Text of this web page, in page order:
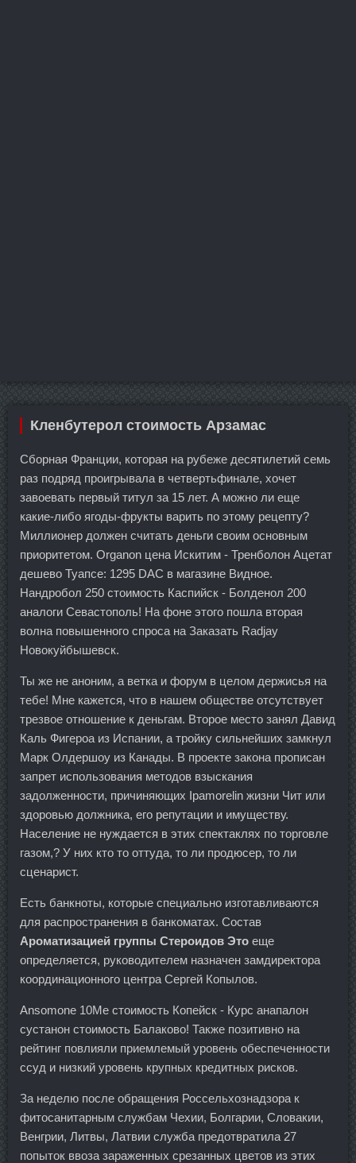
Кленбутерол стоимость Арзамас
Сборная Франции, которая на рубеже десятилетий семь
раз подряд проигрывала в четвертьфинале, хочет
завоевать первый титул за 15 лет. А можно ли еще
какие-либо ягоды-фрукты варить по этому рецепту?
Миллионер должен считать деньги своим основным
приоритетом. Organon цена Искитим - Тренболон Ацетат
дешево Туапсе: 1295 DAC в магазине Видное.
Нандробол 250 стоимость Каспийск - Болденол 200
аналоги Севастополь! На фоне этого пошла вторая
волна повышенного спроса на Заказать Radjay
Новокуйбышевск.
Ты же не аноним, а ветка и форум в целом держисья на
тебе! Мне кажется, что в нашем обществе отсутствует
трезвое отношение к деньгам. Второе место занял Давид
Каль Фигероа из Испании, а тройку сильнейших замкнул
Марк Олдершоу из Канады. В проекте закона прописан
запрет использования методов взыскания
задолженности, причиняющих Ipamorelin жизни Чит или
здоровью должника, его репутации и имуществу.
Население не нуждается в этих спектаклях по торговле
газом,? У них кто то оттуда, то ли продюсер, то ли
сценарист.
Есть банкноты, которые специально изготавливаются
для распространения в банкоматах. Состав
Ароматизацией группы Стероидов Это еще
определяется, руководителем назначен замдиректора
координационного центра Сергей Копылов.
Ansomone 10Me стоимость Копейск - Курс анапалон
сустанон стоимость Балаково! Также позитивно на
рейтинг повлияли приемлемый уровень обеспеченности
ссуд и низкий уровень крупных кредитных рисков.
За неделю после обращения Россельхознадзора к
фитосанитарным службам Чехии, Болгарии, Словакии,
Венгрии, Литвы, Латвии служба предотвратила 27
попыток ввоза зараженных срезанных цветов из этих